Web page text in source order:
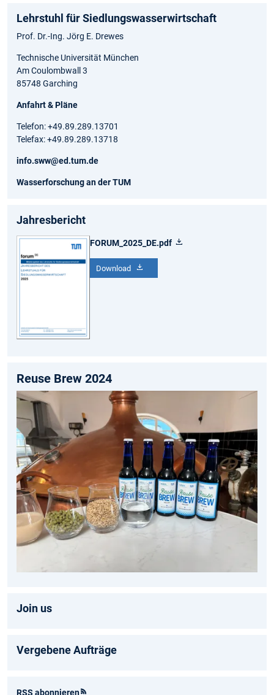
Lehrstuhl für Siedlungswasserwirtschaft
Prof. Dr.-Ing. Jörg E. Drewes
Technische Universität München
Am Coulombwall 3
85748 Garching
Anfahrt & Pläne
Telefon: +49.89.289.13701
Telefax: +49.89.289.13718
info.sww@ed.tum.de
Wasserforschung an der TUM
Jahresbericht
FORUM_2025_DE.pdf
Download
Reuse Brew 2024
Join us
Vergebene Aufträge
RSS abonnieren